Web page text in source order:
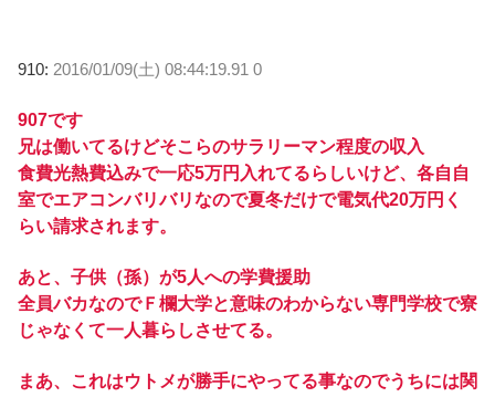
910: 2016/01/09(土) 08:44:19.91 0
907です
兄は働いてるけどそこらのサラリーマン程度の収入
食費光熱費込みで一応5万円入れてるらしいけど、各自自
室でエアコンバリバリなので夏冬だけで電気代20万円く
らい請求されます。
あと、子供（孫）が5人への学費援助
全員バカなのでＦ欄大学と意味のわからない専門学校で寮
じゃなくて一人暮らしさせてる。
まあ、これはウトメが勝手にやってる事なのでうちには関